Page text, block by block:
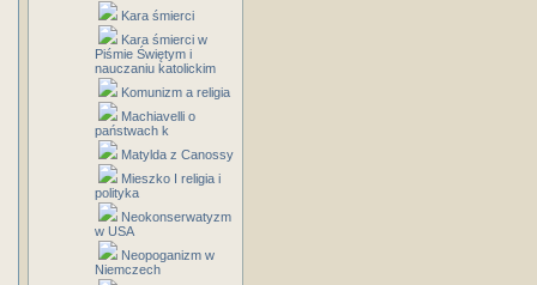
Kara śmierci
Kara śmierci w
Piśmie Świętym i
nauczaniu katolickim
Komunizm a religia
Machiavelli o
państwach k
Matylda z Canossy
Mieszko I religia i
polityka
Neokonserwatyzm
w USA
Neopoganizm w
Niemczech